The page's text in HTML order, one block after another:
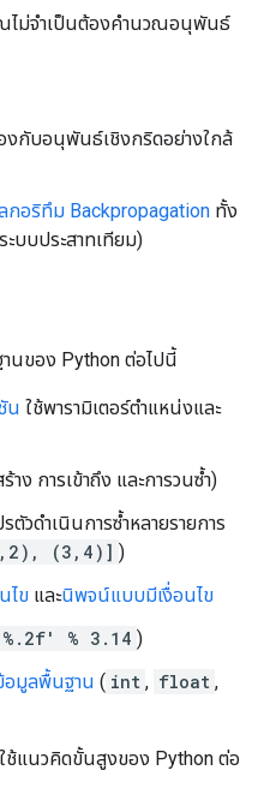
ไม่จำเป็นต้องคำนวณอนุพันธ์
งกับอนุพันธ์เชิงกริดอย่างใกล้
กอริทึม Backpropagation ทั้ง
บบประสาทเทียม)
นของ Python ต่อไปนี้
น ใช้พารามิเตอร์ตำแหน่งและ
าง การเข้าถึง และการวนซ้ำ)
วดำเนินการซ้ำหลายรายการ
(3,4)] )
ไข และนิพจน์แบบมีเงื่อนไข
% 3.14 )
อมูลพื้นฐาน ( int , float ,
ช้แนวคิดขั้นสูงของ Python ต่อ